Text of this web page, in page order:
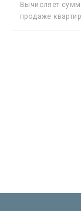
Вычисляет
продаже